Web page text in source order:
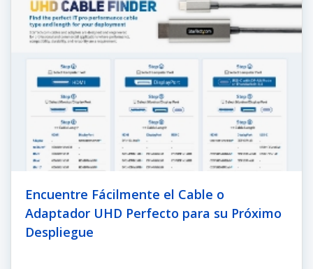
Encuentre Fácilmente el Cable o
Adaptador UHD Perfecto para su Próximo
Despliegue